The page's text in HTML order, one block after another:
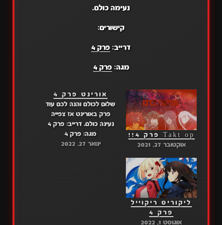
נעימה כולם.
קישורים:
דרייב: פרק 4
מגה:פרק 4
Takt op פרק 4!!
אוקטובר 27, 2021
אורינט פרק 4
שלום לכולם והנה לכם עוד
פרק באורינט אז צפייה
נעינה כולם. דרייב: פרק 4
מגה: פרק 4
ינואר 27, 2022
ליקוריס ריקוייל
פרק 4
אוגוסט 1, 2022